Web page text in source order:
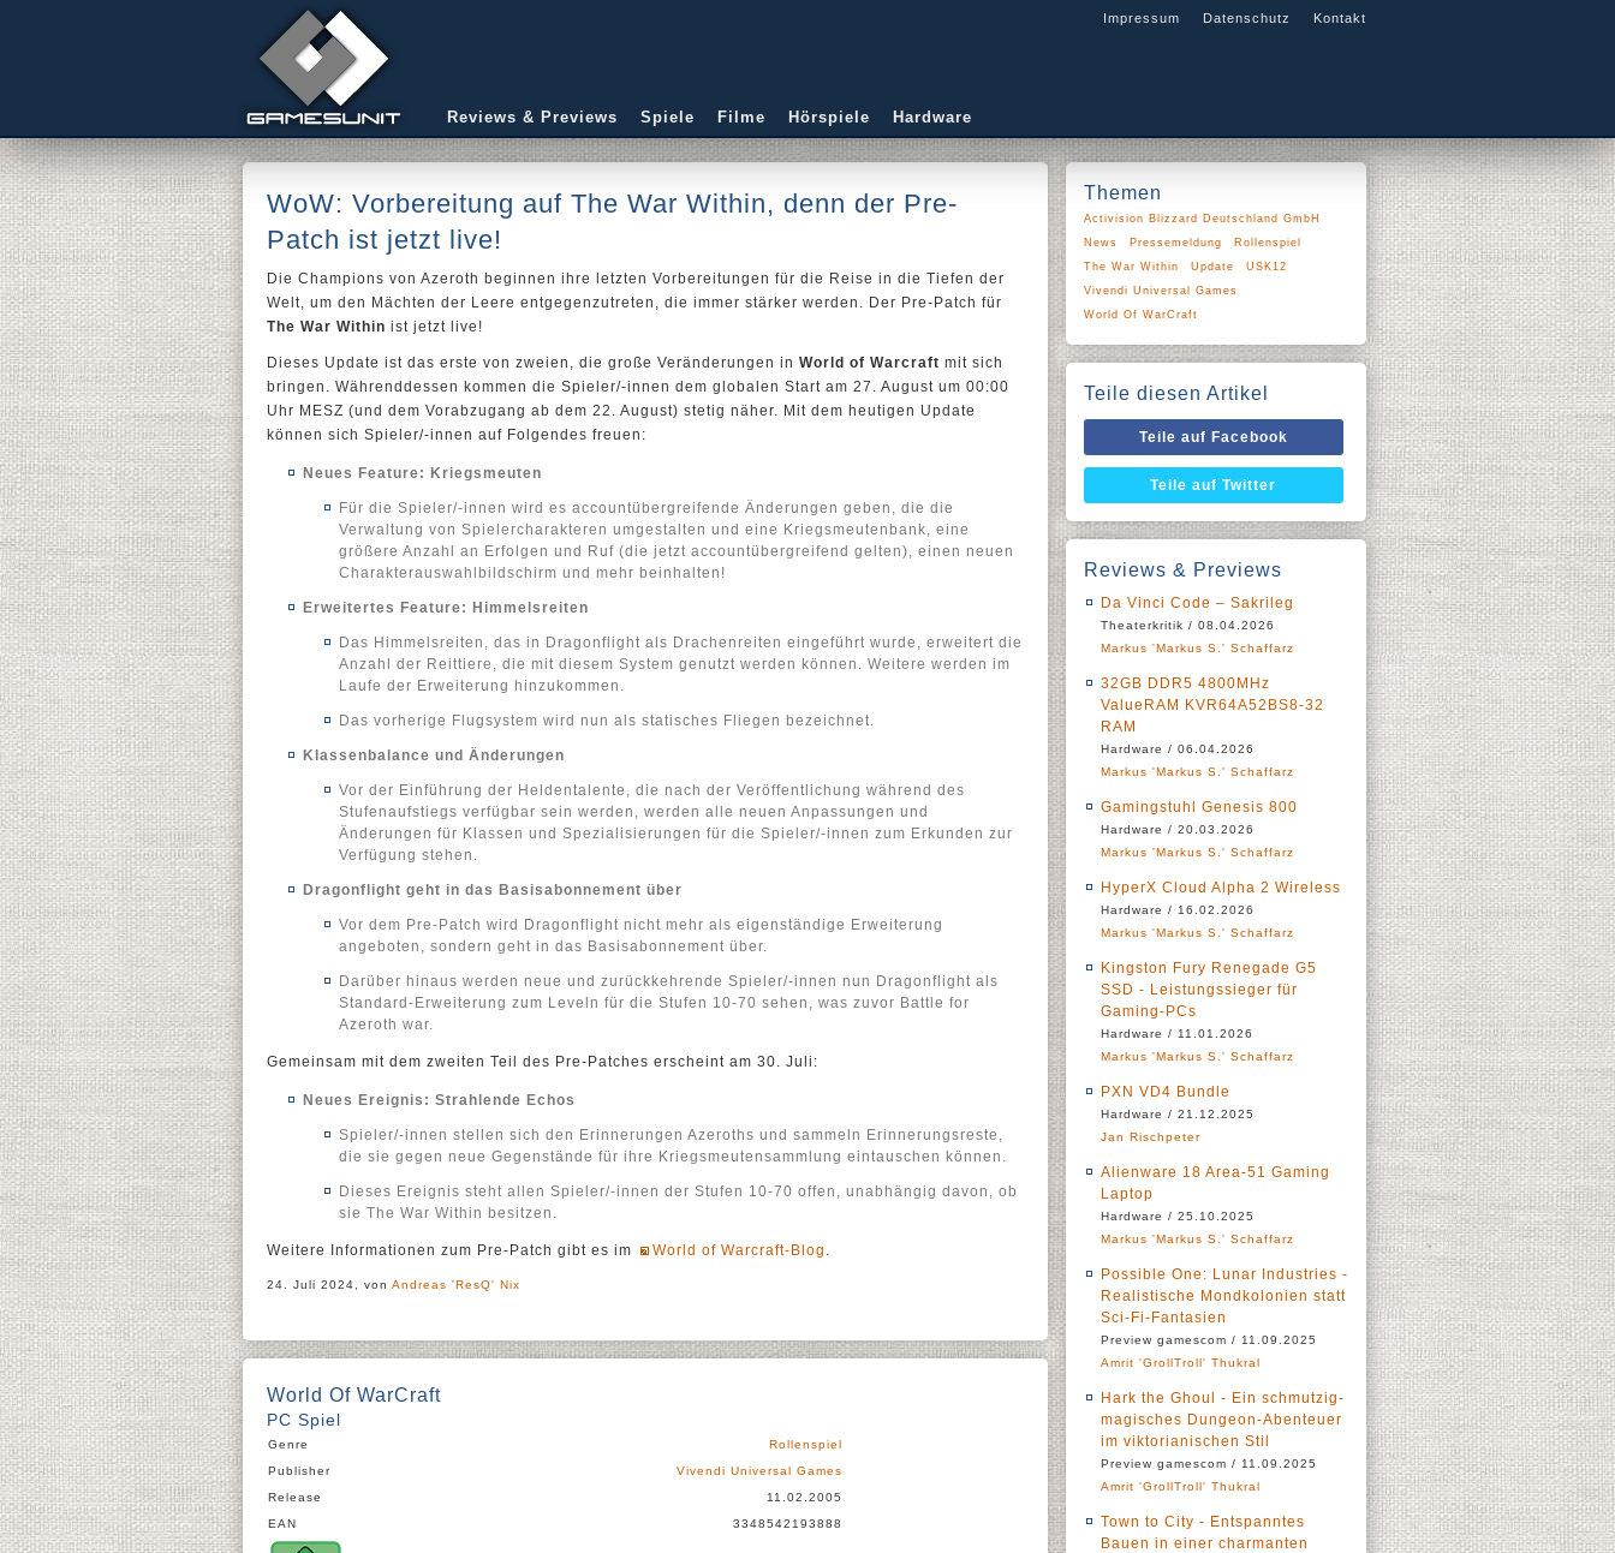
Impressum Datenschutz Kontakt
Reviews & Previews Spiele Filme Hörspiele Hardware
WoW: Vorbereitung auf The War Within, denn der Pre-
Patch ist jetzt live!
Die Champions von Azeroth beginnen ihre letzten Vorbereitungen für die Reise in die Tiefen der
Welt, um den Mächten der Leere entgegenzutreten, die immer stärker werden. Der Pre-Patch für
The War Within ist jetzt live!
Dieses Update ist das erste von zweien, die große Veränderungen in World of Warcraft mit sich
bringen. Währenddessen kommen die Spieler/-innen dem globalen Start am 27. August um 00:00
Uhr MESZ (und dem Vorabzugang ab dem 22. August) stetig näher. Mit dem heutigen Update
können sich Spieler/-innen auf Folgendes freuen:
Neues Feature: Kriegsmeuten
Für die Spieler/-innen wird es accountübergreifende Änderungen geben, die die
Verwaltung von Spielercharakteren umgestalten und eine Kriegsmeutenbank, eine
größere Anzahl an Erfolgen und Ruf (die jetzt accountübergreifend gelten), einen neuen
Charakterauswahlbildschirm und mehr beinhalten!
Erweitertes Feature: Himmelsreiten
Das Himmelsreiten, das in Dragonflight als Drachenreiten eingeführt wurde, erweitert die
Anzahl der Reittiere, die mit diesem System genutzt werden können. Weitere werden im
Laufe der Erweiterung hinzukommen.
Das vorherige Flugsystem wird nun als statisches Fliegen bezeichnet.
Klassenbalance und Änderungen
Vor der Einführung der Heldentalente, die nach der Veröffentlichung während des
Stufenaufstiegs verfügbar sein werden, werden alle neuen Anpassungen und
Änderungen für Klassen und Spezialisierungen für die Spieler/-innen zum Erkunden zur
Verfügung stehen.
Dragonflight geht in das Basisabonnement über
Vor dem Pre-Patch wird Dragonflight nicht mehr als eigenständige Erweiterung
angeboten, sondern geht in das Basisabonnement über.
Darüber hinaus werden neue und zurückkehrende Spieler/-innen nun Dragonflight als
Standard-Erweiterung zum Leveln für die Stufen 10-70 sehen, was zuvor Battle for
Azeroth war.
Gemeinsam mit dem zweiten Teil des Pre-Patches erscheint am 30. Juli:
Neues Ereignis: Strahlende Echos
Spieler/-innen stellen sich den Erinnerungen Azeroths und sammeln Erinnerungsreste,
die sie gegen neue Gegenstände für ihre Kriegsmeutensammlung eintauschen können.
Dieses Ereignis steht allen Spieler/-innen der Stufen 10-70 offen, unabhängig davon, ob
sie The War Within besitzen.
Weitere Informationen zum Pre-Patch gibt es im World of Warcraft-Blog .
24. Juli 2024, von Andreas 'ResQ' Nix
World Of WarCraft
PC Spiel
Genre
Rollenspiel
Publisher
Vivendi Universal Games
Release
11.02.2005
EAN
3348542193888
Themen
Activision Blizzard Deutschland GmbH
News
Pressemeldung
Rollenspiel
The War Within
Update
USK12
Vivendi Universal Games
World Of WarCraft
Teile diesen Artikel
Teile auf Facebook
Teile auf Twitter
Reviews & Previews
Da Vinci Code – Sakrileg
Theaterkritik / 08.04.2026
Markus 'Markus S.' Schaffarz
32GB DDR5 4800MHz
ValueRAM KVR64A52BS8-32
RAM
Hardware / 06.04.2026
Markus 'Markus S.' Schaffarz
Gamingstuhl Genesis 800
Hardware / 20.03.2026
Markus 'Markus S.' Schaffarz
HyperX Cloud Alpha 2 Wireless
Hardware / 16.02.2026
Markus 'Markus S.' Schaffarz
Kingston Fury Renegade G5
SSD - Leistungssieger für
Gaming-PCs
Hardware / 11.01.2026
Markus 'Markus S.' Schaffarz
PXN VD4 Bundle
Hardware / 21.12.2025
Jan Rischpeter
Alienware 18 Area-51 Gaming
Laptop
Hardware / 25.10.2025
Markus 'Markus S.' Schaffarz
Possible One: Lunar Industries -
Realistische Mondkolonien statt
Sci-Fi-Fantasien
Preview gamescom / 11.09.2025
Amrit 'GrollTroll' Thukral
Hark the Ghoul - Ein schmutzig-
magisches Dungeon-Abenteuer
im viktorianischen Stil
Preview gamescom / 11.09.2025
Amrit 'GrollTroll' Thukral
Town to City - Entspanntes
Bauen in einer charmanten